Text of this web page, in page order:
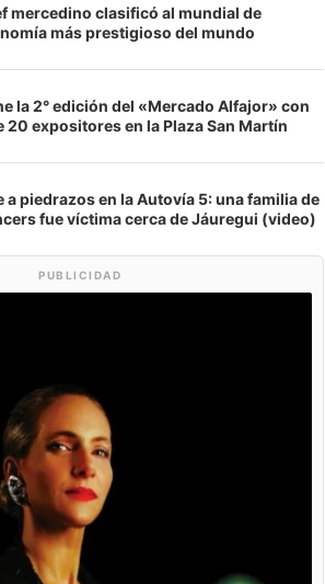
mercedino clasificó al mundial de
más prestigioso del mundo
la 2° edición del «Mercado Alfajor» con
20 expositores en la Plaza San Martín
a piedrazos en la Autovía 5: una familia de
fue víctima cerca de Jáuregui (video)
PUBLICIDAD